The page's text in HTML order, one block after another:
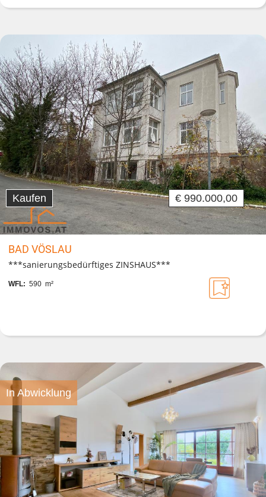
Kaufen € 990.000,00
BAD VÖSLAU
***sanierungsbedürftiges ZINSHAUS***
WFL: 590 m²
In Abwicklung